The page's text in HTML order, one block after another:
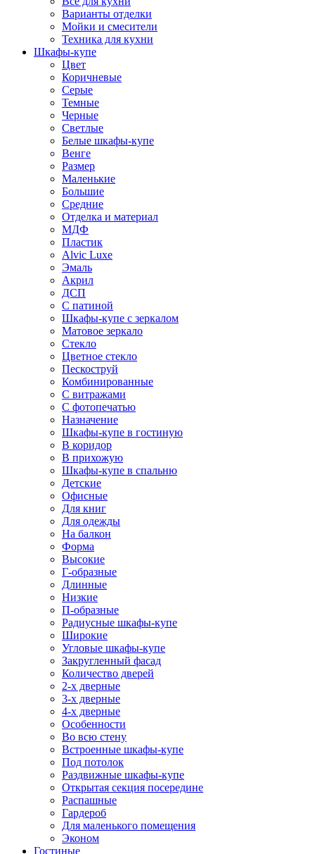
Варианты отделки
Мойки и смесители
Техника для кухни
Шкафы-купе
Цвет
Коричневые
Серые
Темные
Черные
Светлые
Белые шкафы-купе
Венге
Размер
Маленькие
Большие
Средние
Отделка и материал
МДФ
Пластик
Alvic Luxe
Эмаль
Акрил
ДСП
С патиной
Шкафы-купе с зеркалом
Матовое зеркало
Стекло
Цветное стекло
Пескоструй
Комбинированные
С витражами
С фотопечатью
Назначение
Шкафы-купе в гостиную
В коридор
В прихожую
Шкафы-купе в спальню
Детские
Офисные
Для книг
Для одежды
На балкон
Форма
Высокие
Г-образные
Длинные
Низкие
П-образные
Радиусные шкафы-купе
Широкие
Угловые шкафы-купе
Закругленный фасад
Количество дверей
2-х дверные
3-х дверные
4-х дверные
Особенности
Во всю стену
Встроенные шкафы-купе
Под потолок
Раздвижные шкафы-купе
Открытая секция посередине
Распашные
Гардероб
Для маленького помещения
Эконом
Гостиные